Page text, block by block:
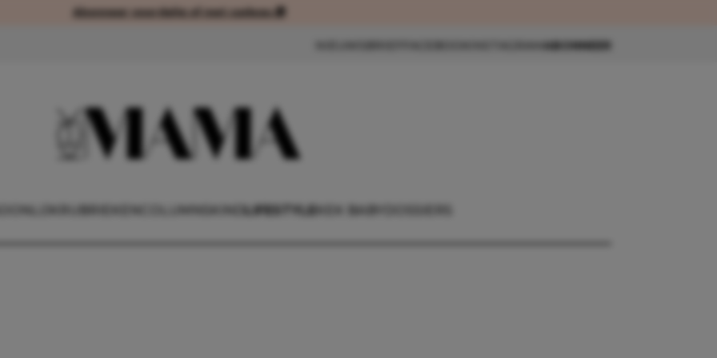
Abonneer voordelig of met cadeau 🎁Abonneer voordelig of met cadeau 🎁
ABONNEER